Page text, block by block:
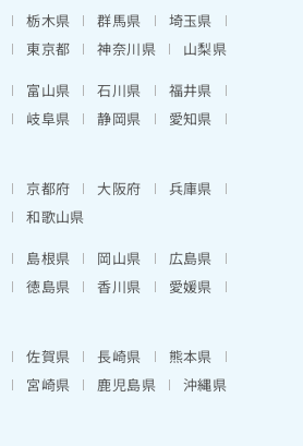
栃木県 群馬県
埼玉県
東京都 神奈川県
山梨県
富山県 石川県
福井県
岐阜県 静岡県
愛知県
京都府 大阪府
兵庫県
和歌山県
島根県 岡山県
広島県
徳島県 香川県
愛媛県
佐賀県 長崎県
熊本県
宮崎県 鹿児島県 沖縄県